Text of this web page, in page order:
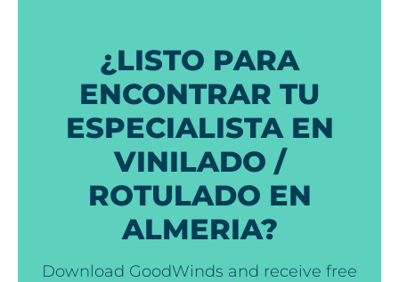
¿LISTO PARA
ENCONTRAR TU
ESPECIALISTA EN
VINILADO /
ROTULADO EN
ALMERIA?
Download GoodWinds and receive free